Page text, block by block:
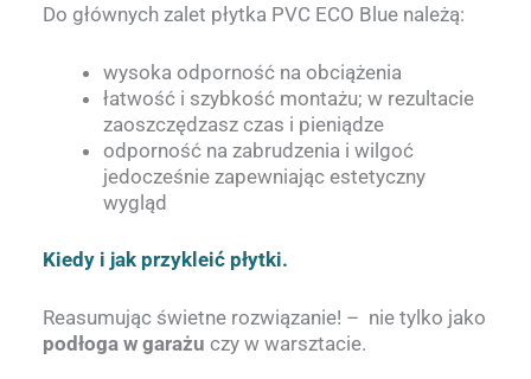
Do głównych zalet płytka PVC ECO Blue należą:
wysoka odporność na obciążenia
łatwość i szybkość montażu; w rezultacie
zaoszczędzasz czas i pieniądze
odporność na zabrudzenia i wilgoć
jedocześnie zapewniając estetyczny
wygląd
Kiedy i jak przykleić płytki.
Reasumując świetne rozwiązanie! – nie tylko jako
podłoga w garażu czy w warsztacie.